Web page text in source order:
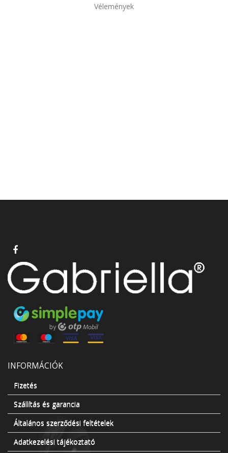
Vélemények
INFORMÁCIÓK
Fizetés
Szállítás és garancia
Általános szerződési feltételek
Adatkezelési tájékoztató